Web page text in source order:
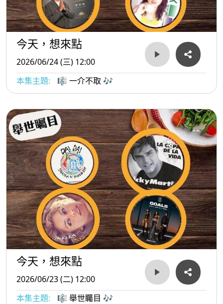
今天，想來點
2026/06/24 (三) 12:00
本集主題:
🎼 一介不取 🎶
今天，想來點
2026/06/23 (二) 12:00
本集主題:
🎼 舉世矚目 🎶